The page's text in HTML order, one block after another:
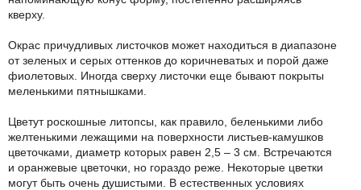
кверху.
Окрас причудливых листочков может находиться в диапазоне
от зеленых и серых оттенков до коричневатых и порой даже
фиолетовых. Иногда сверху листочки еще бывают покрыты
меленькими пятнышками.
Цветут роскошные литопсы, как правило, беленькими либо
желтенькими лежащими на поверхности листьев-камушков
цветочками, диаметр которых равен 2,5 – 3 см. Встречаются
и оранжевые цветочки, но гораздо реже. Некоторые цветки
могут быть очень душистыми. В естественных условиях